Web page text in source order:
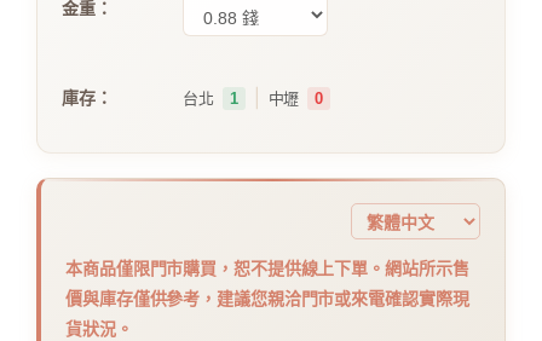
金重：
庫存： 台北 1 中壢 0
本商品僅限門市購買，恕不提供線上下單。網站所示售
價與庫存僅供參考，建議您親洽門市或來電確認實際現
貨狀況。